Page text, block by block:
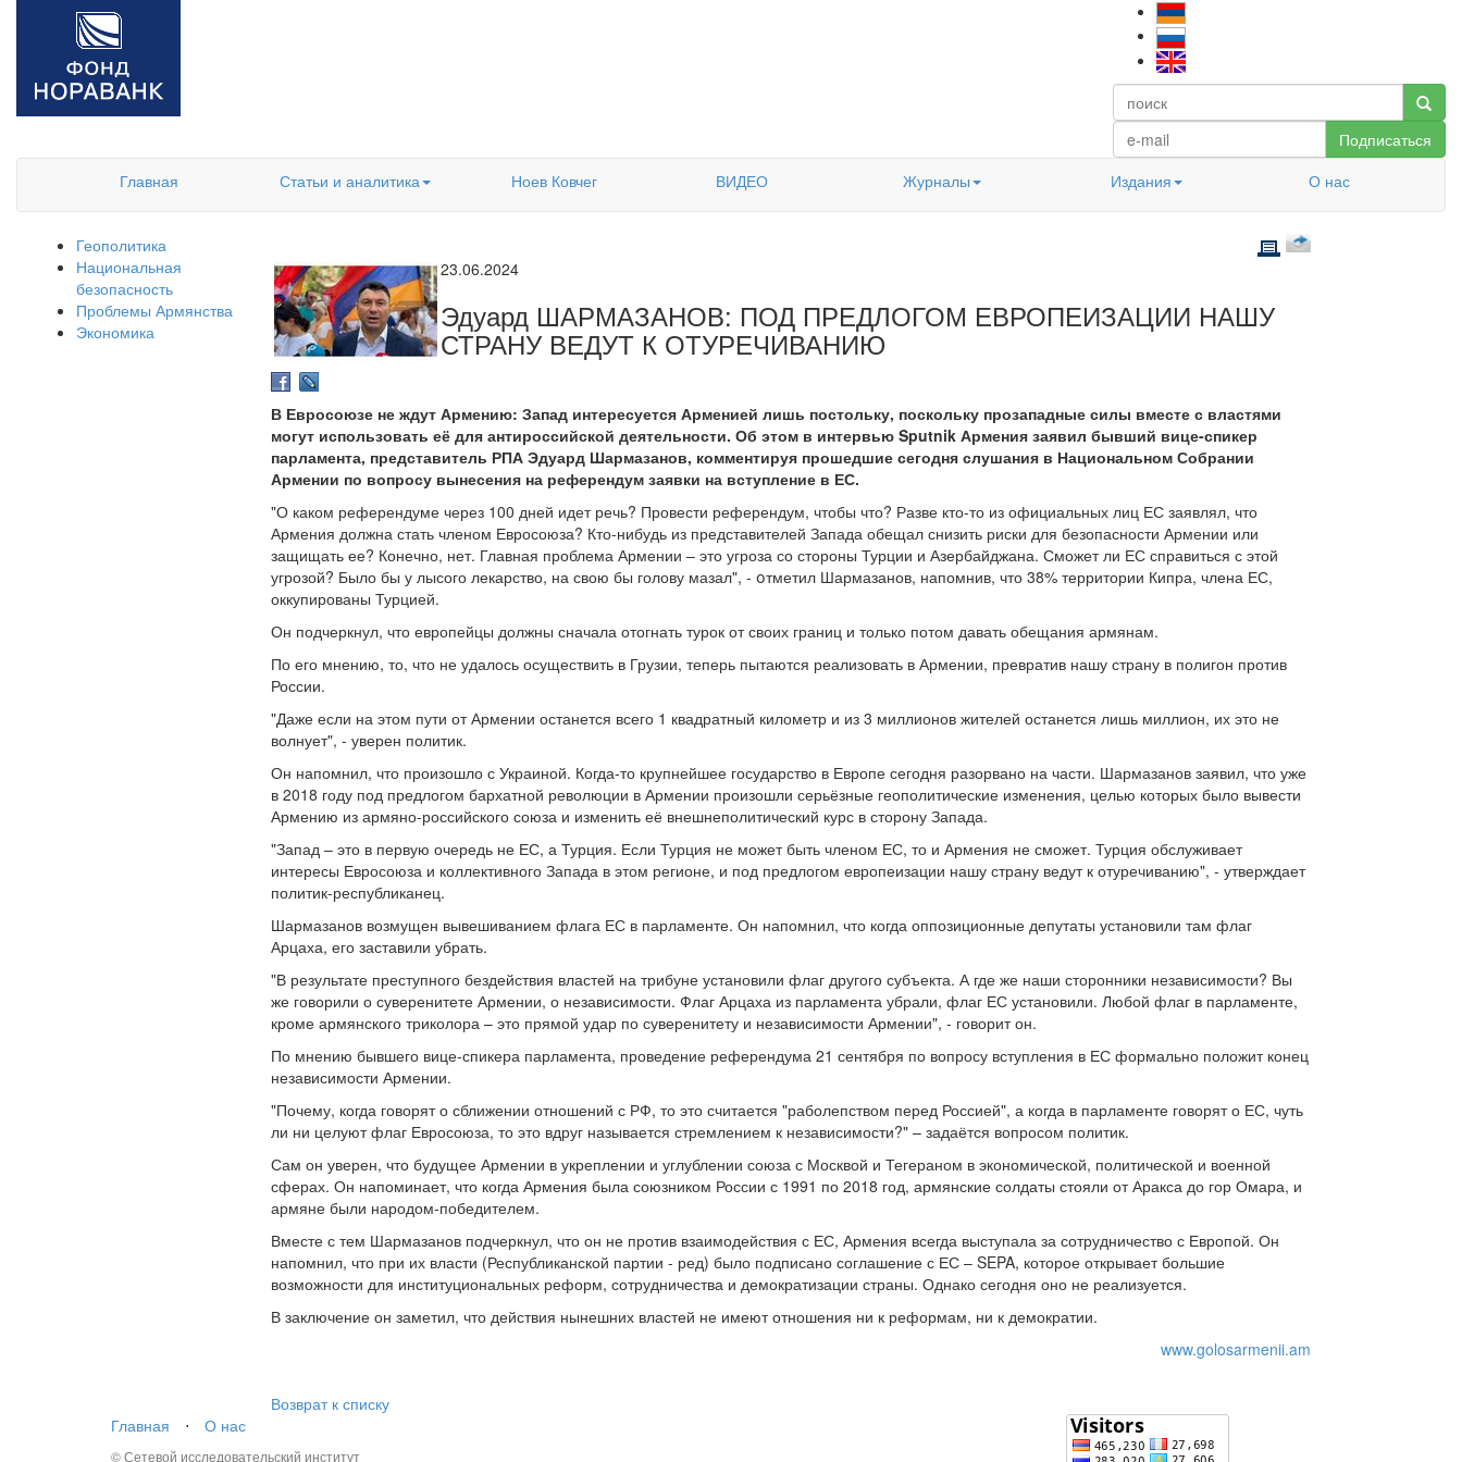
Подписаться
Главная
Статьи и аналитика Ноев Ковчег ВИДЕО Журналы Издания О нас
Геополитика
Национальная
безопасность
Проблемы Армянства
Экономика
23.06.2024
Эдуард ШАРМАЗАНОВ: ПОД ПРЕДЛОГОМ ЕВРОПЕИЗАЦИИ НАШУ
СТРАНУ ВЕДУТ К ОТУРЕЧИВАНИЮ
В Евросоюзе не ждут Армению: Запад интересуется Арменией лишь постольку, поскольку прозападные силы вместе с властями
могут использовать её для антироссийской деятельности. Об этом в интервью Sputnik Армения заявил бывший вице-спикер
парламента, представитель РПА Эдуард Шармазанов, комментируя прошедшие сегодня слушания в Национальном Собрании
Армении по вопросу вынесения на референдум заявки на вступление в ЕС.
"О каком референдуме через 100 дней идет речь? Провести референдум, чтобы что? Разве кто-то из официальных лиц ЕС заявлял, что
Армения должна стать членом Евросоюза? Кто-нибудь из представителей Запада обещал снизить риски для безопасности Армении или
защищать ее? Конечно, нет. Главная проблема Армении – это угроза со стороны Турции и Азербайджана. Сможет ли ЕС справиться с этой
угрозой? Было бы у лысого лекарство, на свою бы голову мазал", - օтметил Шармазанов, напомнив, что 38% территории Кипра, члена ЕС,
оккупированы Турцией.
Он подчеркнул, что европейцы должны сначала отогнать турок от своих границ и только потом давать обещания армянам.
По его мнению, то, что не удалось осуществить в Грузии, теперь пытаются реализовать в Армении, превратив нашу страну в полигон против
России.
"Даже если на этом пути от Армении останется всего 1 квадратный километр и из 3 миллионов жителей останется лишь миллион, их это не
волнует", - уверен политик.
Он напомнил, что произошло с Украиной. Когда-то крупнейшее государство в Европе сегодня разорвано на части. Шармазанов заявил, что уже
в 2018 году под предлогом бархатной революции в Армении произошли серьёзные геополитические изменения, целью которых было вывести
Армению из армяно-российского союза и изменить её внешнеполитический курс в сторону Запада.
"Запад – это в первую очередь не ЕС, а Турция. Если Турция не может быть членом ЕС, то и Армения не сможет. Турция обслуживает
интересы Евросоюза и коллективного Запада в этом регионе, и под предлогом европеизации нашу страну ведут к отуречиванию", - утверждает
политик-республиканец.
Шармазанов возмущен вывешиванием флага ЕС в парламенте. Он напомнил, что когда оппозиционные депутаты установили там флаг
Арцаха, его заставили убрать.
"В результате преступного бездействия властей на трибуне установили флаг другого субъекта. А где же наши сторонники независимости? Вы
же говорили о суверенитете Армении, о независимости. Флаг Арцаха из парламента убрали, флаг ЕС установили. Любой флаг в парламенте,
кроме армянского триколора – это прямой удар по суверенитету и независимости Армении", - говорит он.
По мнению бывшего вице-спикера парламента, проведение референдума 21 сентября по вопросу вступления в ЕС формально положит конец
независимости Армении.
"Почему, когда говорят о сближении отношений с РФ, то это считается "раболепством перед Россией", а когда в парламенте говорят о ЕС, чуть
ли ни целуют флаг Евросоюза, то это вдруг называется стремлением к независимости?" – задаётся вопросом политик.
Сам он уверен, что будущее Армении в укреплении и углублении союза с Москвой и Тегераном в экономической, политической и военной
сферах. Он напоминает, что когда Армения была союзником России с 1991 по 2018 год, армянские солдаты стояли от Аракса до гор Омара, и
армяне были народом-победителем.
Вместе с тем Шармазанов подчеркнул, что он не против взаимодействия с ЕС, Армения всегда выступала за сотрудничество с Европой. Он
напомнил, что при их власти (Республиканской партии - ред) было подписано соглашение с ЕС – SEPA, которое открывает большие
возможности для институциональных реформ, сотрудничества и демократизации страны. Однако сегодня оно не реализуется.
В заключение он заметил, что действия нынешних властей не имеют отношения ни к реформам, ни к демократии.
www.golosarmenii.am
Возврат к списку
Главная
⋅ О нас
© Сетевой исследовательский институт